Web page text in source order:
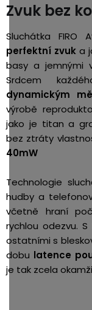
Zvuk bez
Sluchátka FIRO
perfektní zvuk a
basy a jemnými
Srdcem
dynamickým
výrobě
jako je titan a
bez ztráty
40mW
Technologie
hudby a
včetně hraní
rychlou odezvu.
ostatními s
dobu latence
je tak zcela